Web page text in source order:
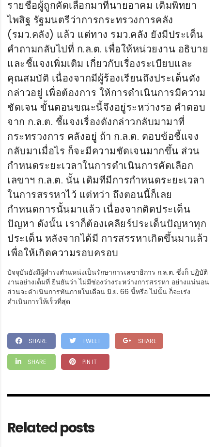
รายชื่อผู้ถูกคัดเลือกมาที่นายอาคม เติมพิทยา
ไพสิฐ รัฐมนตรีว่าการกระทรวงการคลัง
(รมว.คลัง) แล้ว แต่ทาง รมว.คลัง ยังมีประเด็น
คำถามกลับไปที่ ก.ล.ต. เพื่อให้หน่วยงาน อธิบาย
และชี้แจงเพิ่มเติม เกี่ยวกับเรื่องระเบียบและ
คุณสมบัติ เนื่องจากมีผู้ร้องเรียนถึงประเด็นดัง
กล่าวอยู่ เพื่อต้องการ ให้การดำเนินการมีความ
ชัดเจน ขั้นตอนขณะนี้จึงอยู่ระหว่างรอ คำตอบ
จาก ก.ล.ต. ชี้แจงเรื่องดังกล่าวกลับมามาที่
กระทรวงการ คลังอยู่ ถ้า ก.ล.ต. ตอบข้อชี้แจง
กลับมาเมื่อไร ก็จะมีความชัดเจนมากขึ้น ส่วน
กำหนดระยะเวลาในการดำเนินการคัดเลือก
เลขาฯ ก.ล.ต. นั้น เดิมทีมีการกำหนดระยะเวลา
ในการสรรหาไว้ แต่ทว่า ถึงตอนนี้ก็เลย
กำหนดการนั้นมาแล้ว เนื่องจากติดประเด็น
ปัญหา ดังนั้น เราก็ต้องเคลียร์ประเด็นปัญหาทุก
ประเด็น หลังจากได้มี การสรรหาเกิดขึ้นมาแล้ว
เพื่อให้เกิดความรอบครอบ
ปัจจุบันยังมีผู้ดำรงตำแหน่งเป็นรักษาการเลขาธิการ ก.ล.ต. ซึ่งก็ ปฏิบัติ
งานอย่างเต็มที่ ยืนยันว่า ไม่มีช่องว่างระหว่างการสรรหา อย่างแน่นอน
ส่วนจะดำเนินการทันภายในเดือน มิ.ย. 66 นี้หรือ ไม่นั้น ก็จะเร่ง
ดำเนินการให้เร็วที่สุด
SHARE TWEET SHARE
SHARE PIN IT
Related posts